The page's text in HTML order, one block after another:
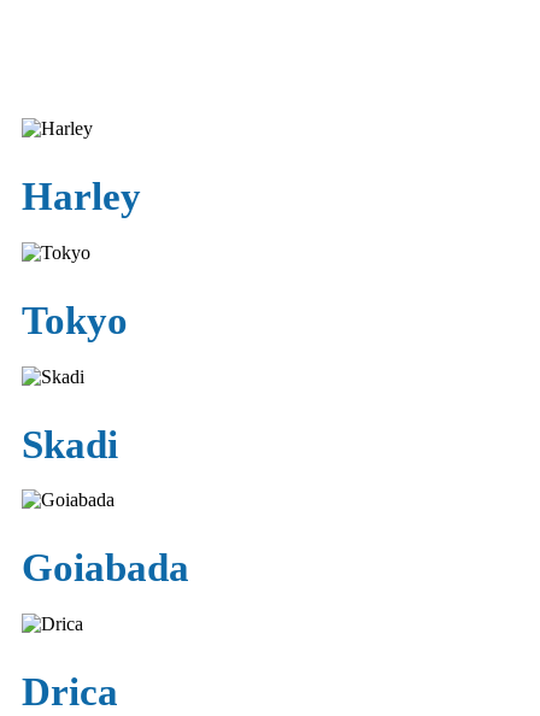
Harley
Tokyo
Skadi
Goiabada
Drica